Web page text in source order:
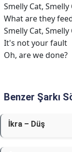
Smelly Cat, Smelly
What are they
Smelly Cat, Smelly
It's not your fault
Oh, are we done?
Benzer Şarkı
İkra – Düş